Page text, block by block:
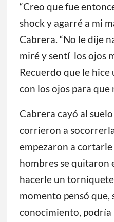
“Creo que fue
shock y agarré a mi
Cabrera. “No le dije
miré y sentí los ojos
Recuerdo que le hice
con los ojos para que
Cabrera cayó al
corrieron a
empezaron a cortarle
hombres se quitaron
hacerle un
momento pensó que,
conocimiento, podría